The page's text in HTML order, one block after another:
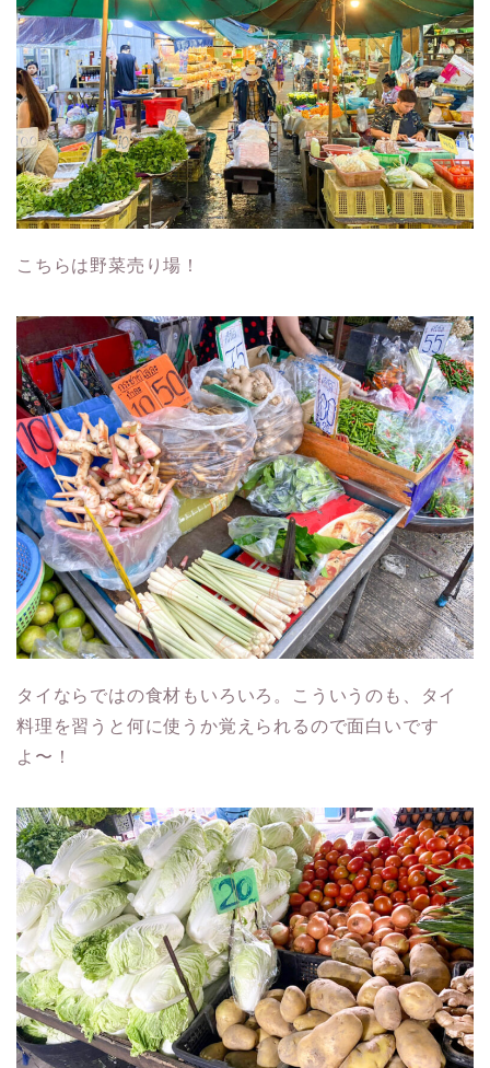
こちらは野菜売り場！
タイならではの食材もいろいろ。こういうのも、タイ
料理を習うと何に使うか覚えられるので面白いです
よ〜！